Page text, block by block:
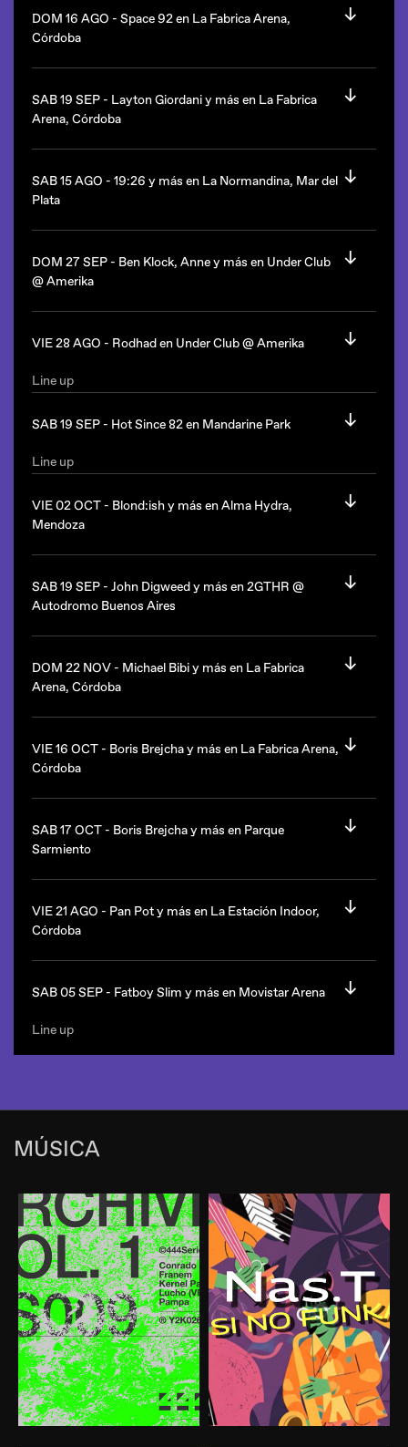
La Fabrica queda en Córdoba.
Desde las 23hs.
Mandarine queda en el Complejo Punta Carrasco, Av
DOM 16 AGO - Space 92 en La Fabrica Arena,
Córdoba
Space 92(Serbia/Open to close)
La Fabrica queda en Córdoba.
SAB 19 SEP - Layton Giordani y más en La Fabrica
Arena, Córdoba
Layton Giordani(Italia)
La Fabrica queda en Córdoba.
SAB 15 AGO - 19:26 y más en La Normandina, Mar del
Plata
19:26 (Italia)
La Normandina queda en Playa Grande, Mar del Plata, Pcia.
de Buenos Aires.
DOM 27 SEP - Ben Klock, Anne y más en Under Club
@ Amerika
Ben Klock(Alemania)
Setaoc Mass
Pampa
Bondaruk
Desde las 23hs.
Amerika queda en Gascón 1040, Ciudad de Buenos Aires.
VIE 28 AGO - Rodhad en Under Club @ Amerika
Line up
Amerika queda en Gascón 1040, Ciudad de Buenos Aires.
SAB 19 SEP - Hot Since 82 en Mandarine Park
Line up
Mandarine queda en el Complejo Punta Carrasco, Av
VIE 02 OCT - Blond:ish y más en Alma Hydra,
Mendoza
Blond:ish(Canadá)
Latente
Dusky Groove
Alma Hydra queda en Mendoza.
SAB 19 SEP - John Digweed y más en 2GTHR @
Autodromo Buenos Aires
John Digweed
(UK)
Autódromo de la Ciudad de Buenos Aires, Av General Paz y
Av. Roca, Ciudad de Buenos Aires.
DOM 22 NOV - Michael Bibi y más en La Fabrica
Arena, Córdoba
Michael Bibi
(UK)
La Fabrica queda en Córdoba.
VIE 16 OCT - Boris Brejcha y más en La Fabrica Arena,
Córdoba
Boris Brejcha
(Alemania)
La Fabrica queda en Córdoba.
SAB 17 OCT - Boris Brejcha y más en Parque
Sarmiento
Boris Brejcha (Alemania)
Ann Clue
Paz, Ciudad de Buenos Aires.
VIE 21 AGO - Pan Pot y más en La Estación Indoor,
Córdoba
Pan Pot (Alemania)
Totto Casasco
SAB 05 SEP - Fatboy Slim y más en Movistar Arena
Line up
MÚSICA